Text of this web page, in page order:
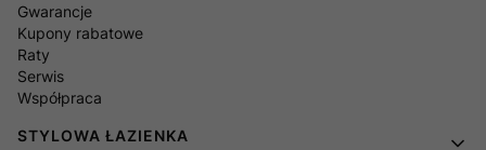
Gwarancje
Kupony rabatowe
Raty
Serwis
Współpraca
STYLOWA ŁAZIENKA